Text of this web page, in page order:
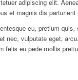
adipiscing elit.
et magnis dis
eu, pretium
nec, vulputate eget,
felis eu pede mollis